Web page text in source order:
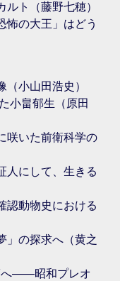
ト（藤野七穂）
の大王」はどう
小山田浩史）
小畠郁生（原田
いた前衛科学の
人にして、生きる
動物史における
の探求へ（黄之
――昭和プレオ